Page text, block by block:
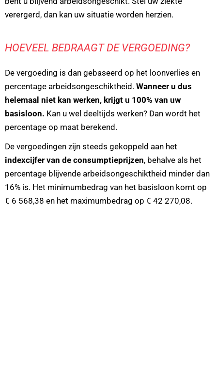
verergerd, dan kan uw situatie worden herzien.
HOEVEEL BEDRAAGT DE VERGOEDING?
De vergoeding is dan gebaseerd op het loonverlies en
percentage arbeidsongeschiktheid. Wanneer u dus
helemaal niet kan werken, krijgt u 100% van uw
basisloon. Kan u wel deeltijds werken? Dan wordt het
percentage op maat berekend.
De vergoedingen zijn steeds gekoppeld aan het
indexcijfer van de consumptieprijzen, behalve als het
percentage blijvende arbeidsongeschiktheid minder dan
16% is. Het minimumbedrag van het basisloon komt op
€ 6 568,38 en het maximumbedrag op € 42 270,08.